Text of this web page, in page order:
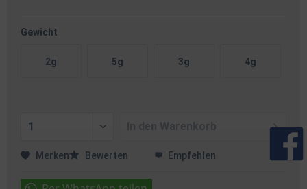
Gewicht
2g 5g 3g 4g
Merken Bewerten Empfehlen